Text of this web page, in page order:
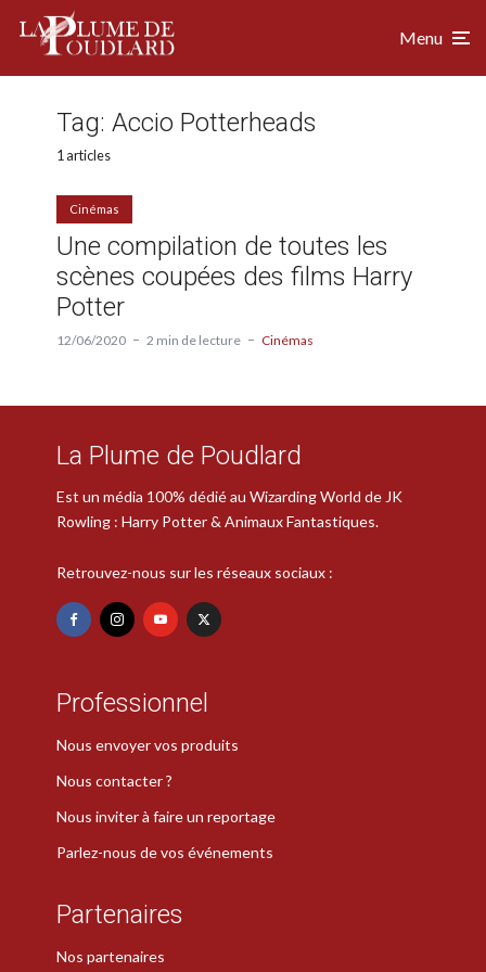
Menu
Tag: Accio Potterheads
1 articles
Cinémas
Une compilation de toutes les
scènes coupées des films Harry
Potter
12/06/2020 2 min de lecture Cinémas
La Plume de Poudlard
Est un média 100% dédié au Wizarding World de JK
Rowling : Harry Potter & Animaux Fantastiques.
Retrouvez-nous sur les réseaux sociaux :
Professionnel
Nous envoyer vos produits
Nous contacter ?
Nous inviter à faire un reportage
Parlez-nous de vos événements
Partenaires
Nos partenaires